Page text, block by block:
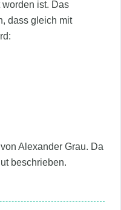
ist. Das
dass gleich mit
Alexander Grau. Da
beschrieben.